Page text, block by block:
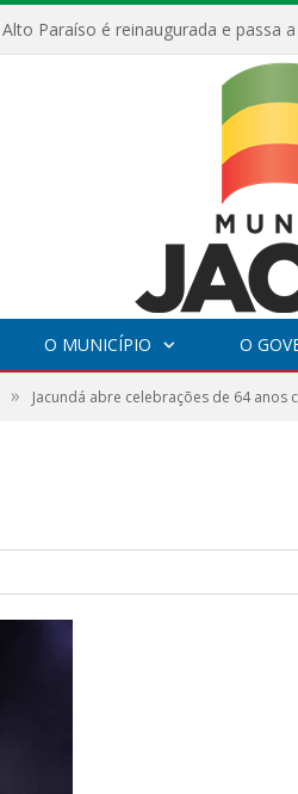
O MUNICÍPIO O
» Jacundá abre celebrações de 64 anos